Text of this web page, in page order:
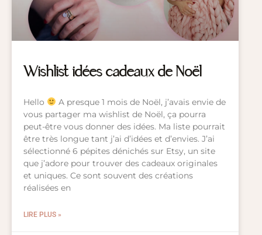
Wishlist idées cadeaux de Noël
Hello
A presque 1 mois de Noël, j’avais envie de
vous partager ma wishlist de Noël, ça pourra
peut-être vous donner des idées. Ma liste pourrait
être très longue tant j’ai d’idées et d’envies. J’ai
sélectionné 6 pépites dénichés sur Etsy, un site
que j’adore pour trouver des cadeaux originales
et uniques. Ce sont souvent des créations
réalisées en
LIRE PLUS »